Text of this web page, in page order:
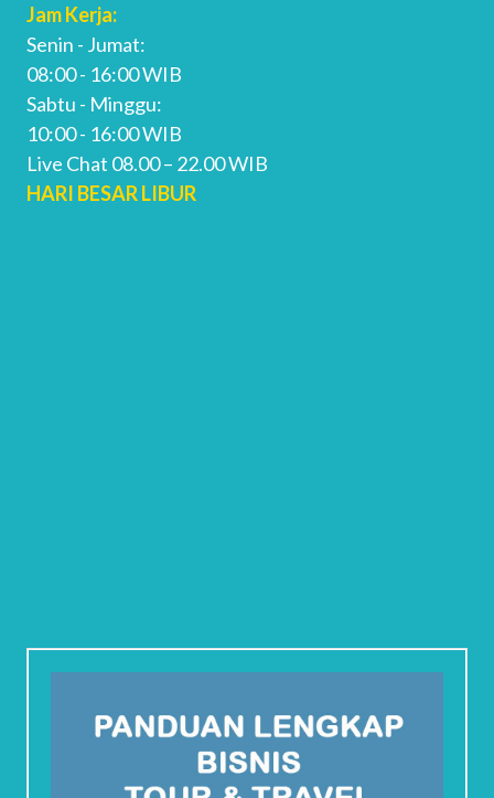
Jam Kerja:
Senin - Jumat:
08:00 - 16:00 WIB
Sabtu - Minggu:
10:00 - 16:00 WIB
Live Chat 08.00 – 22.00 WIB
HARI BESAR LIBUR